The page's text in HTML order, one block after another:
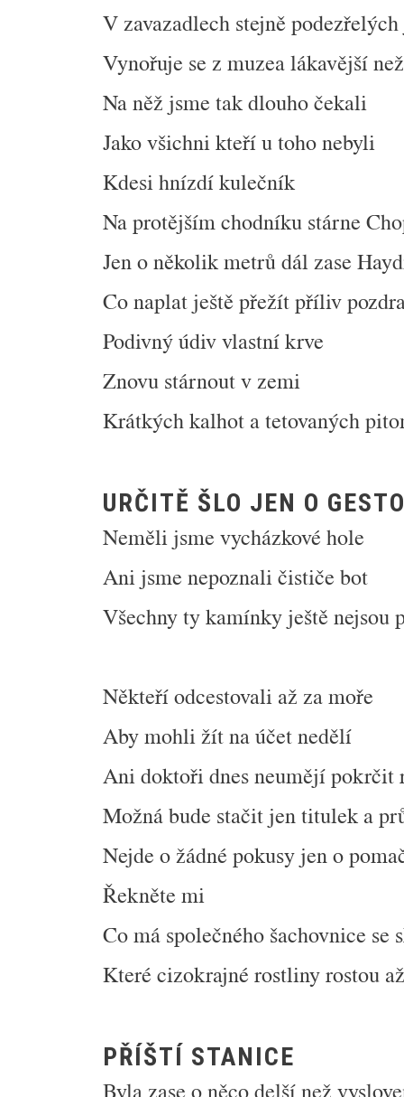
V zavazadlech stejně
Vynořuje se z muzea lákavější
Na něž jsme tak dlouho čekali
Jako všichni kteří u toho nebyli
Kdesi hnízdí kulečník
Na protějším chodníku stárne
Jen o několik metrů dál zase
Co naplat ještě přežít příliv
Podivný údiv vlastní krve
Znovu stárnout v zemi
Krátkých kalhot a tetovaných
URČITĚ ŠLO JEN O GESTO
Neměli jsme vycházkové hole
Ani jsme nepoznali čističe bot
Všechny ty kamínky ještě nejsou
Někteří odcestovali až za moře
Aby mohli žít na účet nedělí
Ani doktoři dnes neumějí pokrčit
Možná bude stačit jen titulek a
Nejde o žádné pokusy jen o
Řekněte mi
Co má společného šachovnice se
Které cizokrajné rostliny rostou
PŘÍŠTÍ STANICE